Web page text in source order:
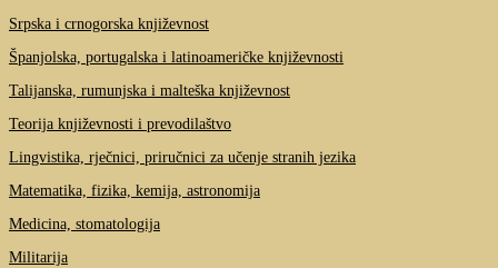
Srpska i crnogorska književnost
Španjolska, portugalska i latinoameričke književnosti
Talijanska, rumunjska i malteška književnost
Teorija književnosti i prevodilaštvo
Lingvistika, rječnici, priručnici za učenje stranih jezika
Matematika, fizika, kemija, astronomija
Medicina, stomatologija
Militarija